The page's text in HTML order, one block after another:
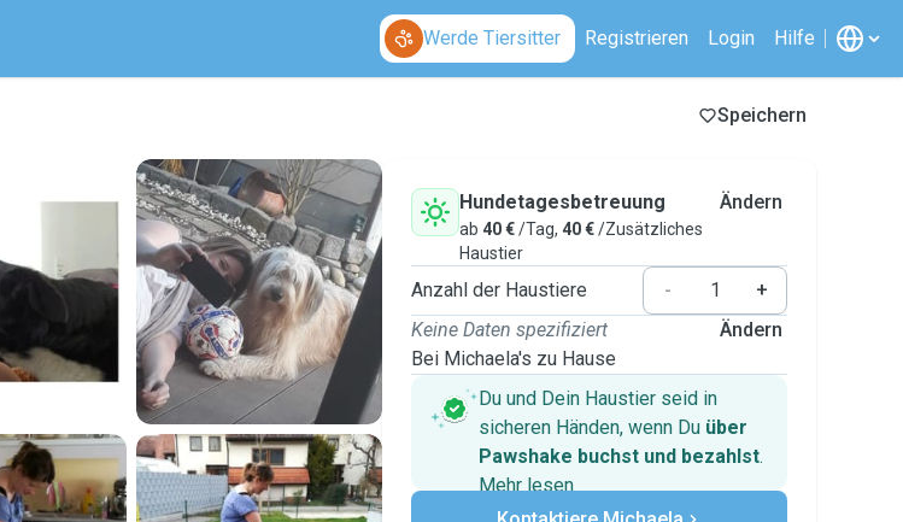
Werde Tiersitter Registrieren Login Hilfe
Speichern
Hundetagesbetreuung
ab 40 €/Tag, 40 €/Zusätzliches
Haustier
Ändern
Anzahl der Haustiere -
+
Keine Daten spezifiziert
Bei Michaela's zu Hause
Ändern
Du und Dein Haustier seid in
sicheren Händen, wenn Du über
Pawshake buchst und bezahlst.
Mehr lesenSichere Zahlungen
Unterstützung, falls sich Deine